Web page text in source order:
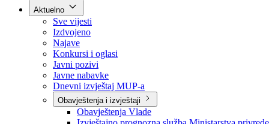
Kontakt
Aktuelno
Sve vijesti
Izdvojeno
Najave
Konkursi i oglasi
Javni pozivi
Javne nabavke
Dnevni izvještaj MUP-a